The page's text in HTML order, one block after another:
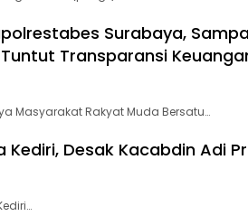
Surabaya,
Transparansi
Masyarakat Rakyat Muda Bersatu…
Kediri, Desak Kacabdin Adi